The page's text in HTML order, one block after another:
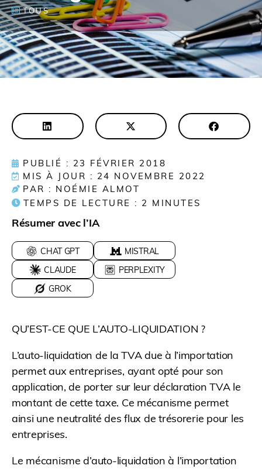
TOUS
PUBLIÉ : 23 FÉVRIER 2018
MIS À JOUR : 24 NOVEMBRE 2022
PAR : NOÉMIE ALMOT
TEMPS DE LECTURE : 2 MINUTES
Résumer avec l’IA
CHAT GPT
MISTRAL
CLAUDE
PERPLEXITY
GROK
QU’EST-CE QUE L’AUTO-LIQUIDATION ?
L’auto-liquidation de la TVA due à l’importation
permet aux entreprises, ayant opté pour son
application, de porter sur leur déclaration TVA le
montant de cette taxe. Ce mécanisme permet
ainsi une neutralité des flux de trésorerie pour les
entreprises.
Le mécanisme d’auto-liquidation à l’importation